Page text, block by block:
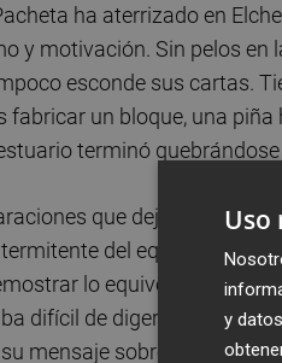
ha aterrizado en
y motivación. Sin pelos en
esconde sus cartas.
fabricar un bloque, una
terminó quebrándose
que dejó a su
del equipo. Ante
lo equivocado que
difícil de digerir. Verdú,
mensaje sobre el césped
Uso
y